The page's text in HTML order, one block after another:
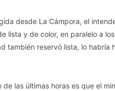
desde La Cámpora, el
lista y de color, en paralelo a
también reservó lista, lo habría
de las últimas horas es que el